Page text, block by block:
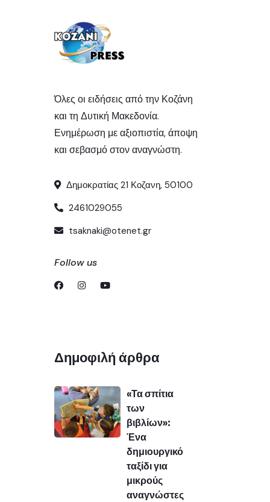
Όλες οι ειδήσεις από την Κοζάνη
και τη Δυτική Μακεδονία.
Ενημέρωση με αξιοπιστία, άποψη
και σεβασμό στον αναγνώστη.
Δημοκρατίας 21 Κοζανη, 50100
2461029055
tsaknaki@otenet.gr
Follow us
Δημοφιλή άρθρα
«Τα σπίτια
των
βιβλίων»:
Ένα
δημιουργικό
ταξίδι για
μικρούς
αναγνώστες